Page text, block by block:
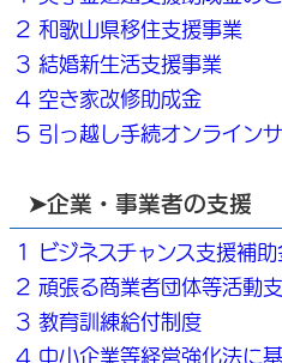
2 和歌山県移住支援事業
3 結婚新生活支援事業
4 空き家改修助成金
5 引っ越し手続オンライン
➤企業・事業者の支援
1 ビジネスチャンス支援補助
2 頑張る商業者団体等活動
3 教育訓練給付制度
4 中小企業等経営強化法に